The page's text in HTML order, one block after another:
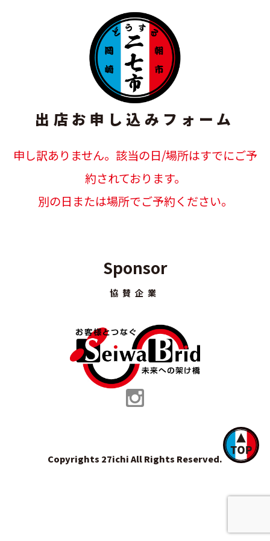
出店お申し込みフォーム
申し訳ありません。該当の日/場所はすでにご予
約されております。
別の日または場所でご予約ください。
Sponsor
協賛企業
Copyrights 27ichi All Rights Reserved.